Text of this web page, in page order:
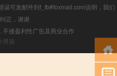
误可发邮件到f_fb#foxmail.com说明，我们
正，谢谢
接盈利性广告及商业合作
男孩